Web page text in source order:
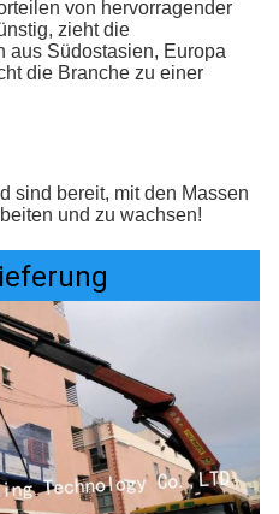
von hervorragender
zieht die
aus Südostasien, Europa
die Branche zu einer
sind bereit, mit den Massen
und zu wachsen!